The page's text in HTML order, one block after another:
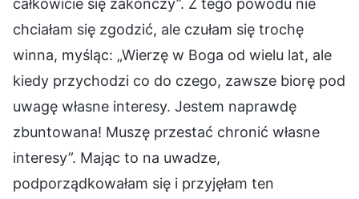
chciałam się zgodzić, ale czułam się trochę
winna, myśląc: „Wierzę w Boga od wielu lat, ale
kiedy przychodzi co do czego, zawsze biorę pod
uwagę własne interesy. Jestem naprawdę
zbuntowana! Muszę przestać chronić własne
interesy”. Mając to na uwadze,
podporządkowałam się i przyjęłam ten